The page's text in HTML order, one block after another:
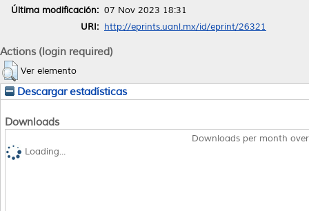
Última modificación: 07 Nov 2023 18:31
URI: http://eprints.uanl.mx/id/eprint/26321
Actions (login required)
Ver elemento
Descargar estadísticas
Downloads
Downloads per month
Loading...